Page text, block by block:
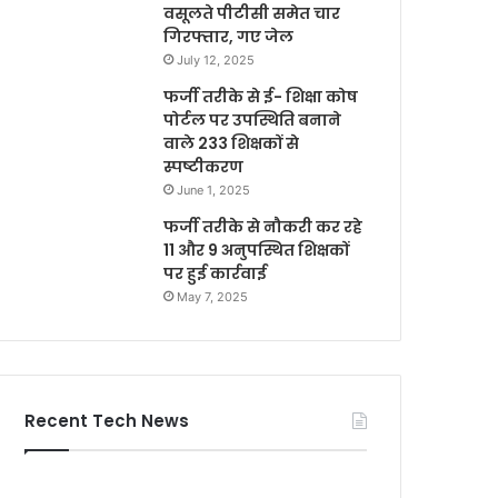
वसूलते पीटीसी समेत चार
गिरफ्तार, गए जेल
July 12, 2025
फर्जी तरीके से ई- शिक्षा कोष
पोर्टल पर उपस्थिति बनाने
वाले 233 शिक्षकों से
स्पष्टीकरण
June 1, 2025
फर्जी तरीके से नौकरी कर रहे
11 और 9 अनुपस्थित शिक्षकों
पर हुई कार्रवाई
May 7, 2025
Recent Tech News